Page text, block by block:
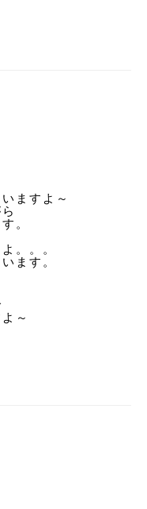
ますよ～
。
。。。
ます。
～